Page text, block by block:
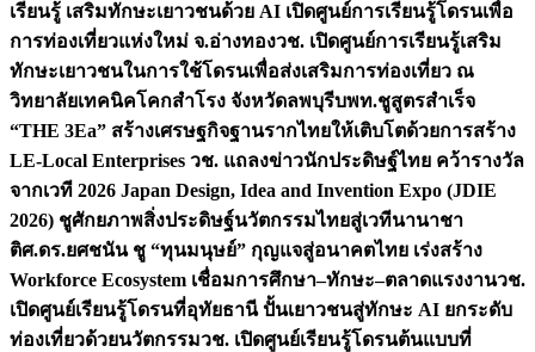
เรียนรู้ เสริมทักษะเยาวชนด้วย AI เปิดศูนย์การเรียนรู้โดรนเพื่อ
การท่องเที่ยวแห่งใหม่ จ.อ่างทองวช. เปิดศูนย์การเรียนรู้เสริม
ทักษะเยาวชนในการใช้โดรนเพื่อส่งเสริมการท่องเที่ยว ณ
วิทยาลัยเทคนิคโคกสำโรง จังหวัดลพบุรีบพท.ชูสูตรสำเร็จ
“THE 3Ea” สร้างเศรษฐกิจฐานรากไทยให้เติบโตด้วยการสร้าง
LE-Local Enterprises วช. แถลงข่าวนักประดิษฐ์ไทย คว้ารางวัล
จากเวที 2026 Japan Design, Idea and Invention Expo (JDIE
2026) ชูศักยภาพสิ่งประดิษฐ์นวัตกรรมไทยสู่เวทีนานาชา
ติศ.ดร.ยศชนัน ชู “ทุนมนุษย์” กุญแจสู่อนาคตไทย เร่งสร้าง
Workforce Ecosystem เชื่อมการศึกษา–ทักษะ–ตลาดแรงงานวช.
เปิดศูนย์เรียนรู้โดรนที่อุทัยธานี ปั้นเยาวชนสู่ทักษะ AI ยกระดับ
ท่องเที่ยวด้วยนวัตกรรมวช. เปิดศูนย์เรียนรู้โดรนต้นแบบที่